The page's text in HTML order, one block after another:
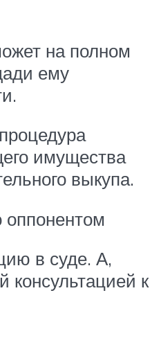
на полном
ему
имущества
выкупа.
оппонентом
в суде. А,
консультацией к